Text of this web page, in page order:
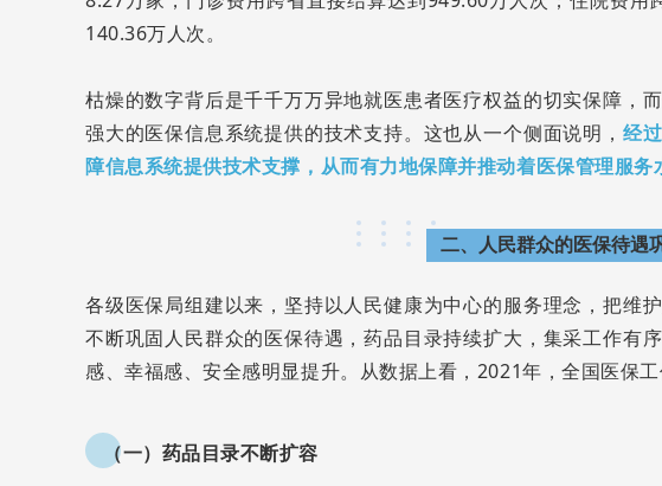
140.36万人次。
枯燥的数字背后是千千万万异地就医患者医疗权益的切实保障，
强大的医保信息系统提供的技术支持。这也从一个侧面说明， 经
障信息系统提供技术支撑，从而有力地保障并推动着医保管理服务
二、人民群众的医保待遇
各级医保局组建以来，坚持以人民健康为中心的服务理念，把维
不断巩固人民群众的医保待遇，药品目录持续扩大，集采工作有
感、幸福感、安全感明显提升。从数据上看，2021年，全国医保工
（一）药品目录不断扩容